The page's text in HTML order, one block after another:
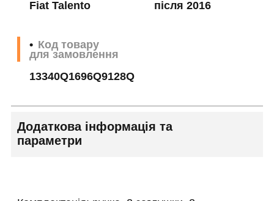
Fiat Talento
після 2016
Код товару
для замовлення
13340Q1696Q9128Q
Додаткова інформація та
параметри